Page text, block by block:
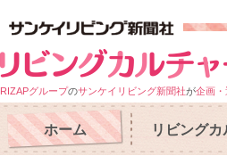
RIZAPグループのサンケイリビング新聞社が企画・
ホーム リビング